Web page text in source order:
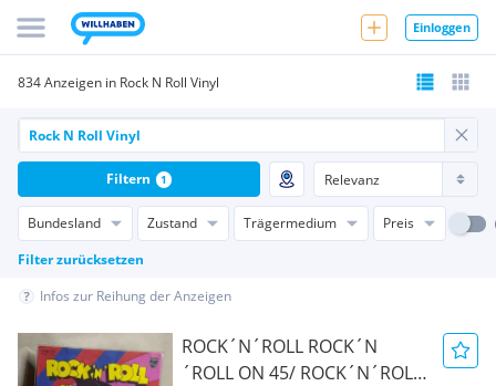
Einloggen
834 Anzeigen in Rock N Roll Vinyl
Bundesland Zustand Trägermedium
Preis
Filter zurücksetzen
Filtern 1
Infos zur Reihung der Anzeigen
ROCK´N´ROLL ROCK´N
´ROLL ON 45/ ROCK´N´ROLL